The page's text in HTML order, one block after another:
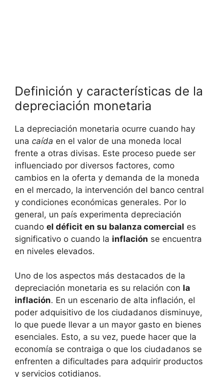
Definición y ‍características​ de la
depreciación​ monetaria
La depreciación monetaria ⁣ocurre cuando hay
una caída en el ⁣valor ⁢de una moneda local
frente a otras divisas. Este proceso puede ser⁤
influenciado por diversos factores, ‍como
cambios en la oferta y demanda de⁤ la moneda
en el mercado, la intervención del⁣ banco central
y condiciones económicas‌ generales. Por lo
general, un país ⁢experimenta ⁣depreciación
cuando el déficit en su balanza comercial es
⁢significativo ⁢o cuando la inflación se⁤ encuentra
en⁣ niveles elevados.
Uno de los aspectos más destacados de la‌
depreciación monetaria⁤ es su relación con la
inflación.⁢ En un escenario ⁤de alta inflación, el
poder adquisitivo de los ciudadanos ‌disminuye,
lo que puede llevar ​a ⁣un mayor ‌gasto en bienes
esenciales. Esto, a su vez, puede hacer que ​la
economía⁤ se contraiga ⁢o que los ciudadanos se
enfrenten a dificultades para adquirir productos
y servicios cotidianos.